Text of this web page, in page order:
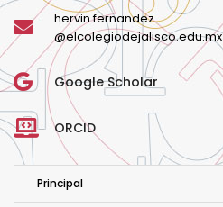
hervin.fernandez
@elcolegiodejalisco.edu.mx
Google Scholar
ORCID
Principal